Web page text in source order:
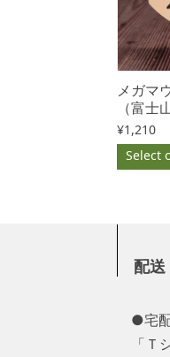
メガマ
（富士
¥1,210
Select
配送
●宅
「Ｔ